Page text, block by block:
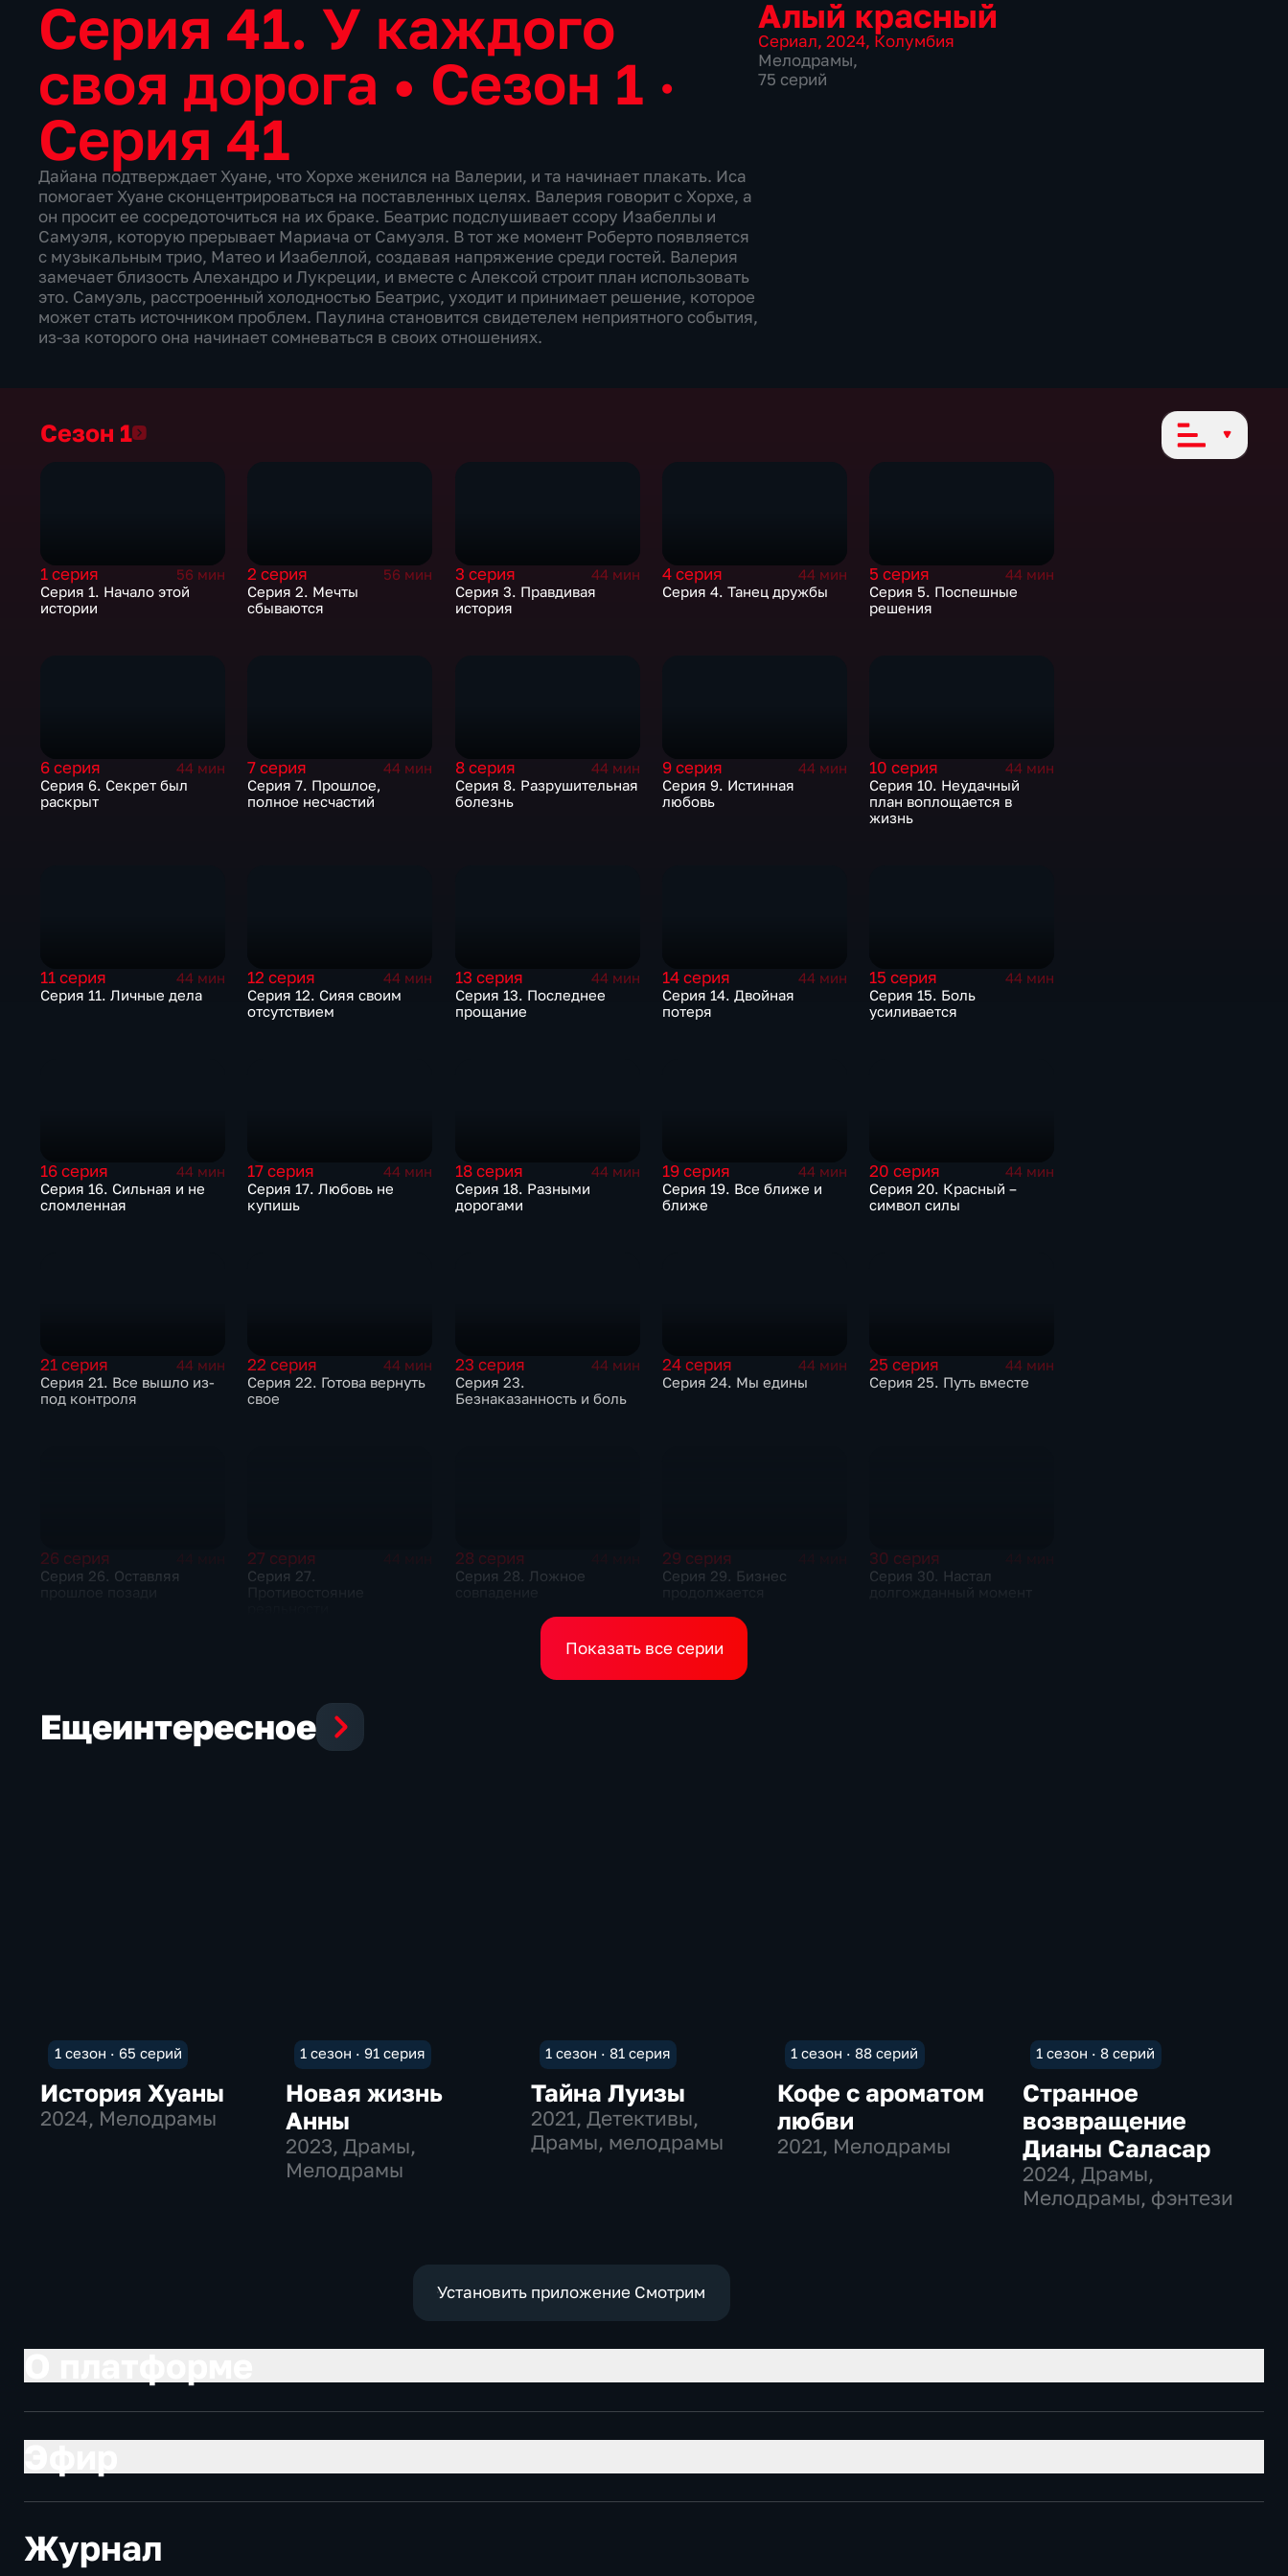
Серия 41. У каждого
своя дорога • Сезон 1 ·
Серия 41
Дайана подтверждает Хуане, что Хорхе женился на Валерии, и та начинает плакать. Иса
помогает Хуане сконцентрироваться на поставленных целях. Валерия говорит с Хорхе, а
он просит ее сосредоточиться на их браке. Беатрис подслушивает ссору Изабеллы и
Самуэля, которую прерывает Мариача от Самуэля. В тот же момент Роберто появляется
с музыкальным трио, Матео и Изабеллой, создавая напряжение среди гостей. Валерия
замечает близость Алехандро и Лукреции, и вместе с Алекcой строит план использовать
это. Самуэль, расстроенный холодностью Беатрис, уходит и принимает решение, которое
может стать источником проблем. Паулина становится свидетелем неприятного события,
из-за которого она начинает сомневаться в своих отношениях.
Алый красный
Сериал, 2024, Колумбия
Мелодрамы,
75 серий
Сезон 1Сезон 1
1 серия
56 мин
Серия 1. Начало этой
истории
2 серия
56 мин
Серия 2. Мечты
сбываются
3 серия
44 мин
Серия 3. Правдивая
история
4 серия
44 мин
Серия 4. Танец дружбы
5 серия
44 мин
Серия 5. Поспешные
решения
6 серия
44 мин
Серия 6. Секрет был
раскрыт
7 серия
44 мин
Серия 7. Прошлое,
полное несчастий
8 серия
44 мин
Серия 8. Разрушительная
болезнь
9 серия
44 мин
Серия 9. Истинная
любовь
10 серия
44 мин
Серия 10. Неудачный
план воплощается в
жизнь
11 серия
44 мин
Серия 11. Личные дела
12 серия
44 мин
Серия 12. Сияя своим
отсутствием
13 серия
44 мин
Серия 13. Последнее
прощание
14 серия
44 мин
Серия 14. Двойная
потеря
15 серия
44 мин
Серия 15. Боль
усиливается
16 серия
44 мин
Серия 16. Сильная и не
сломленная
17 серия
44 мин
Серия 17. Любовь не
купишь
18 серия
44 мин
Серия 18. Разными
дорогами
19 серия
44 мин
Серия 19. Все ближе и
ближе
20 серия
44 мин
Серия 20. Красный –
символ силы
21 серия
44 мин
Серия 21. Все вышло из-
под контроля
22 серия
44 мин
Серия 22. Готова вернуть
свое
23 серия
44 мин
Серия 23.
Безнаказанность и боль
24 серия
44 мин
Серия 24. Мы едины
25 серия
44 мин
Серия 25. Путь вместе
26 серия
Серия 26. Оставляя
27 серия
Серия 27.
28 серия
Серия 28. Ложное
29 серия
Серия 29. Бизнес
30 серия
Серия 30. Настал
Показать все серии
Ещеинтересное
1 сезон · 65 серий
История Хуаны
2024, Мелодрамы
1 сезон · 91 серия
Новая жизнь
Анны
2023, Драмы,
Мелодрамы
1 сезон · 81 серия
Тайна Луизы
2021, Детективы,
Драмы, мелодрамы
1 сезон · 88 серий
Кофе с ароматом
любви
2021, Мелодрамы
1 сезон · 8 серий
Странное
возвращение
Дианы Саласар
2024, Драмы,
Мелодрамы, фэнтези
Установить приложение Смотрим
Журнал